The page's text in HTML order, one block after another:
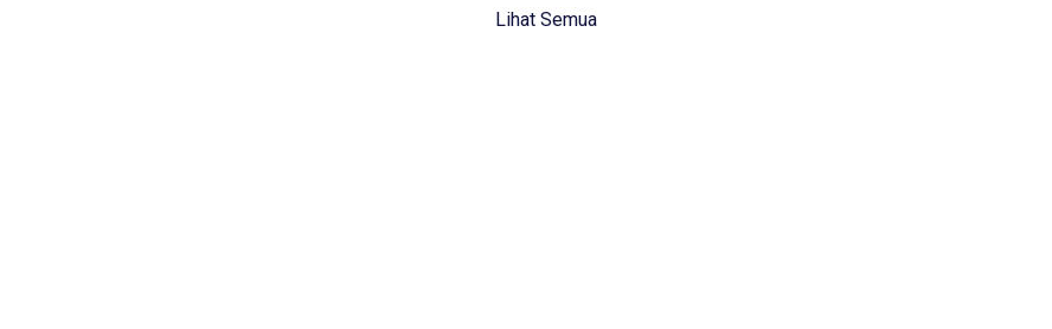
Lihat Semua